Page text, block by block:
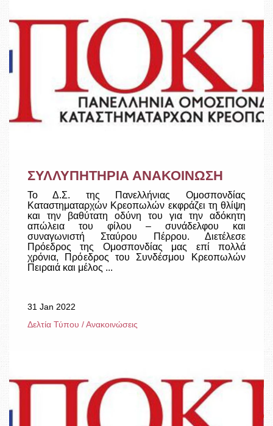
ΣΥΛΛΥΠΗΤΗΡΙΑ ΑΝΑΚΟΙΝΩΣΗ
Το Δ.Σ. της Πανελλήνιας Ομοσπονδίας
Καταστηματαρχών Κρεοπωλών εκφράζει τη θλίψη
και την βαθύτατη οδύνη του για την αδόκητη
απώλεια του φίλου – συνάδελφου και
συναγωνιστή Σταύρου Πέρρου. Διετέλεσε
Πρόεδρος της Ομοσπονδίας μας επί πολλά
χρόνια, Πρόεδρος του Συνδέσμου Κρεοπωλών
Πειραιά και μέλος ...
31 Jan 2022
Δελτία Τύπου / Ανακοινώσεις